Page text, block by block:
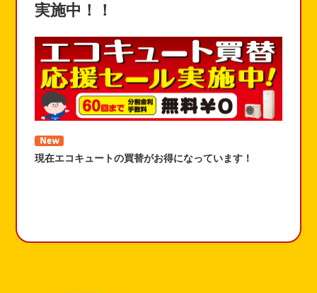
実施中！！
現在エコキュートの買替がお得になっています！